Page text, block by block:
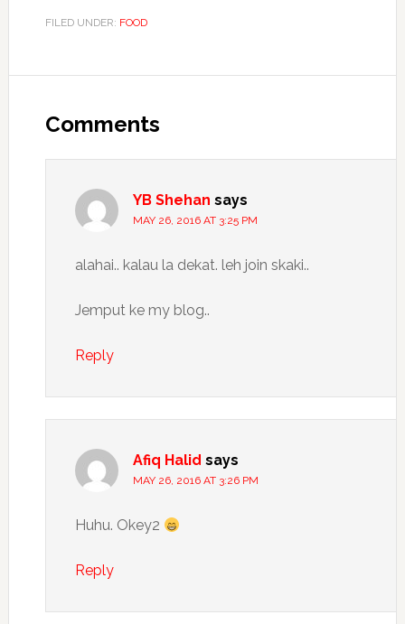
FILED UNDER: FOOD
Comments
YB Shehan says
MAY 26, 2016 AT 3:25 PM
alahai.. kalau la dekat. leh join skaki..
Jemput ke my blog..
Reply
Afiq Halid says
MAY 26, 2016 AT 3:26 PM
Huhu. Okey2
Reply